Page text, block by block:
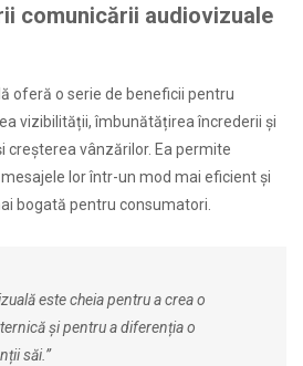
comunicării audiovizuale
oferă o serie de beneficii pentru
vizibilității, îmbunătățirea încrederii și
creșterea vânzărilor. Ea permite
lor într-un mod mai eficient și
bogată pentru consumatori.
este cheia pentru a crea o
și pentru a diferenția o
săi.”